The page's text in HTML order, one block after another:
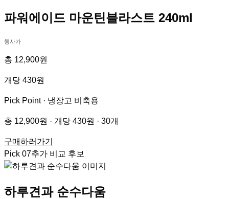
파워에이드 마운틴블라스트 240ml
행사가
총 12,900원
개당 430원
Pick Point · 냉장고 비축용
총 12,900원 · 개당 430원 · 30개
구매하러가기
Pick 07추가 비교 후보
하루견과 순수다움